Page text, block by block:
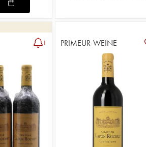
1 PRIMEUR-WEINE